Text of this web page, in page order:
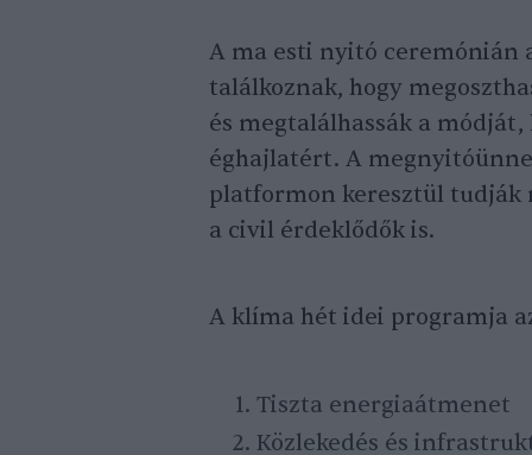
A ma esti nyitó ceremónián
találkoznak, hogy
és megtalálhassák a
éghajlatért. A
platformon keresztül tudják
a civil érdeklődők is.
A klíma hét idei programja
Tiszta energiaátmenet
Közlekedés és